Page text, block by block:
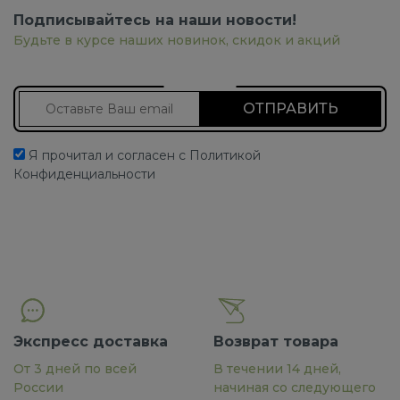
Подписывайтесь на наши новости!
Будьте в курсе наших новинок, скидок и акций
Я прочитал и согласен с Политикой
Конфиденциальности
Экспресс доставка
От 3 дней по всей
России
Возврат товара
В течении 14 дней,
начиная со следующего